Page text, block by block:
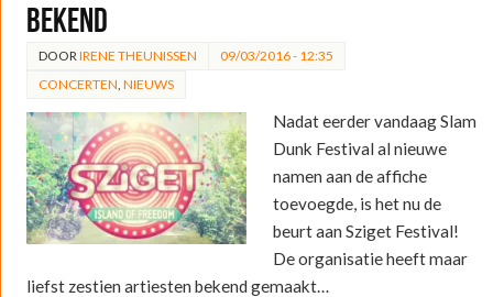
bekend
DOOR IRENE THEUNISSEN
09/03/2016 - 12:35
CONCERTEN NIEUWS
Nadat eerder vandaag Slam
Dunk Festival al nieuwe
namen aan de affiche
toevoegde, is het nu de
beurt aan Sziget Festival!
De organisatie heeft maar
liefst zestien artiesten bekend gemaakt…